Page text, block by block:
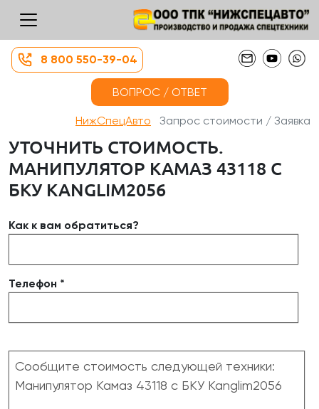
8 800 550-39-04
ВОПРОС / ОТВЕТ
НижСпецАвто Запрос стоимости / Заявка
УТОЧНИТЬ СТОИМОСТЬ.
МАНИПУЛЯТОР КАМАЗ 43118 С
БКУ KANGLIM2056
Как к вам обратиться?
Телефон *